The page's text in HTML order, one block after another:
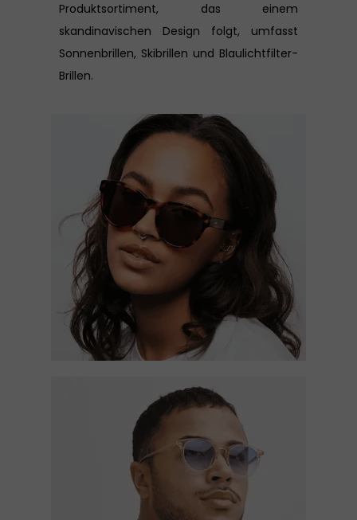
Produktsortiment, das einem
skandinavischen Design folgt, umfasst
Sonnenbrillen, Skibrillen und Blaulichtfilter-
Brillen.